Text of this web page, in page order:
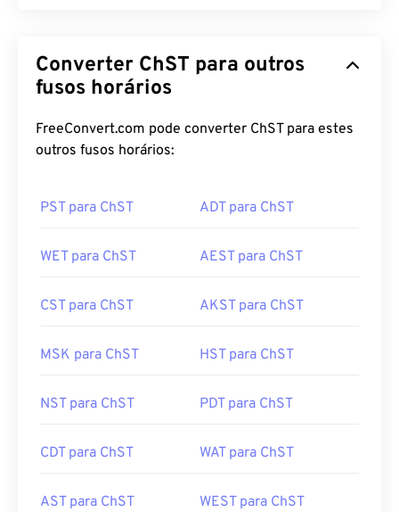
Converter ChST para outros
fusos horários
FreeConvert.com pode converter ChST para estes
outros fusos horários:
PST para ChST ADT para ChST
WET para ChST AEST para ChST
CST para ChST AKST para ChST
MSK para ChST HST para ChST
NST para ChST PDT para ChST
CDT para ChST WAT para ChST
AST para ChST WEST para ChST